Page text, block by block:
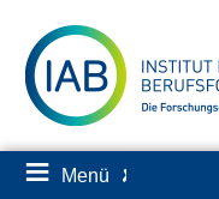
zum
Inhalt
≡ Menü ✘